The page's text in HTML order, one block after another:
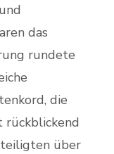
das
rundete
die
rückblickend
über